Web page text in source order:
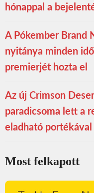
hónappal a
A Pókember Brand
nyitánya minden
premierjét hozta el
Az új Crimson
paradicsoma lett a
eladható portékával
Most felkapott